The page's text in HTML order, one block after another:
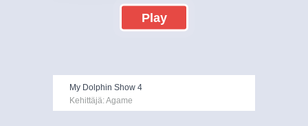
Play
My Dolphin Show 4
Kehittäjä: Agame